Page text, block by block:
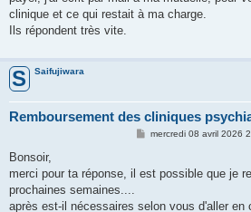
clinique et ce qui restait à ma charge.
Ils répondent très vite.
S Saifujiwara
Remboursement des cliniques
M
a
mercredi 08 avril 2026
Bonsoir,
merci pour ta réponse, il est possible que je
prochaines semaines....
après est-il nécessaires selon vous d'aller en